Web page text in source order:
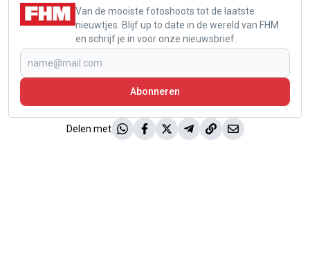
Van de mooiste fotoshoots tot de laatste
nieuwtjes. Blijf up to date in de wereld van FHM
en schrijf je in voor onze nieuwsbrief.
Abonneren
Delen met